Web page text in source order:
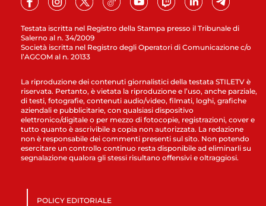
Testata iscritta nel Registro della Stampa presso il Tribunale di
Salerno al n. 34/2009
Società iscritta nel Registro degli Operatori di Comunicazione c/o
l’AGCOM al n. 20133
La riproduzione dei contenuti giornalistici della testata STILETV è
riservata. Pertanto, è vietata la riproduzione e l’uso, anche parziale,
di testi, fotografie, contenuti audio/video, filmati, loghi, grafiche
aziendali e pubblicitarie, con qualsiasi dispositivo
elettronico/digitale o per mezzo di fotocopie, registrazioni, cover e
tutto quanto è ascrivibile a copia non autorizzata. La redazione
non è responsabile dei commenti presenti sul sito. Non potendo
esercitare un controllo continuo resta disponibile ad eliminarli su
segnalazione qualora gli stessi risultano offensivi e oltraggiosi.
POLICY EDITORIALE